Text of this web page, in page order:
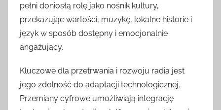
pełni doniosłą rolę jako nośnik kultury,
przekazując wartości, muzykę, lokalne historie i
język w sposób dostępny i emocjonalnie
angażujący.
Kluczowe dla przetrwania i rozwoju radia jest
jego zdolność do adaptacji technologicznej.
Przemiany cyfrowe umożliwiają integrację